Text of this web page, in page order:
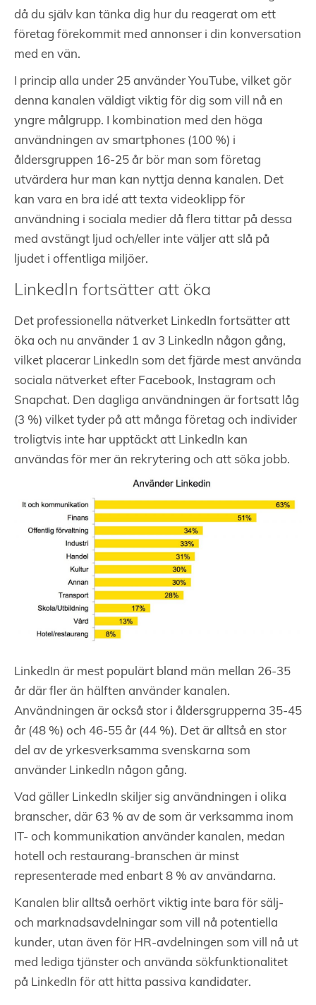
då du själv kan tänka dig hur du reagerat om ett
företag förekommit med annonser i din konversation
med en vän.
I princip alla under 25 använder YouTube, vilket gör
denna kanalen väldigt viktig för dig som vill nå en
yngre målgrupp. I kombination med den höga
användningen av smartphones (100 %) i
åldersgruppen 16-25 år bör man som företag
utvärdera hur man kan nyttja denna kanalen. Det
kan vara en bra idé att texta videoklipp för
användning i sociala medier då flera tittar på dessa
med avstängt ljud och/eller inte väljer att slå på
ljudet i offentliga miljöer.
LinkedIn fortsätter att öka
Det professionella nätverket LinkedIn fortsätter att
öka och nu använder 1 av 3 LinkedIn någon gång,
vilket placerar LinkedIn som det fjärde mest använda
sociala nätverket efter Facebook, Instagram och
Snapchat. Den dagliga användningen är fortsatt låg
(3 %) vilket tyder på att många företag och individer
troligtvis inte har upptäckt att LinkedIn kan
användas för mer än rekrytering och att söka jobb.
LinkedIn är mest populärt bland män mellan 26-35
år där fler än hälften använder kanalen.
Användningen är också stor i åldersgrupperna 35-45
år (48 %) och 46-55 år (44 %). Det är alltså en stor
del av de yrkesverksamma svenskarna som
använder LinkedIn någon gång.
Vad gäller LinkedIn skiljer sig användningen i olika
branscher, där 63 % av de som är verksamma inom
IT- och kommunikation använder kanalen, medan
hotell och restaurang-branschen är minst
representerade med enbart 8 % av användarna.
Kanalen blir alltså oerhört viktig inte bara för sälj-
och marknadsavdelningar som vill nå potentiella
kunder, utan även för HR-avdelningen som vill nå ut
med lediga tjänster och använda sökfunktionalitet
på LinkedIn för att hitta passiva kandidater.